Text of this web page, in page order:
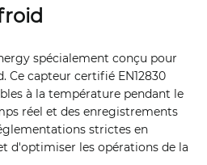
spécialement conçu pour
capteur certifié EN12830
à la température pendant le
réel et des enregistrements
strictes en
d'optimiser les opérations de la